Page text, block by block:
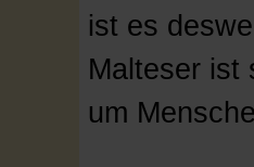
ist es
Malteser ist
um